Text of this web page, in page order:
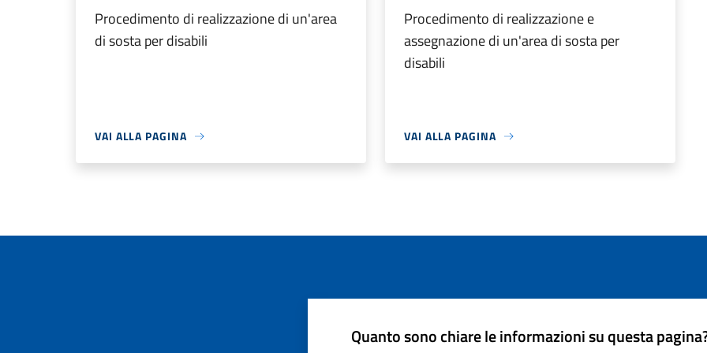
Procedimento di realizzazione di un'area
di sosta per disabili
VAI ALLA PAGINA
Procedimento di realizzazione e
assegnazione di un'area di sosta per
disabili
VAI ALLA PAGINA
Quanto sono chiare le informazioni su questa